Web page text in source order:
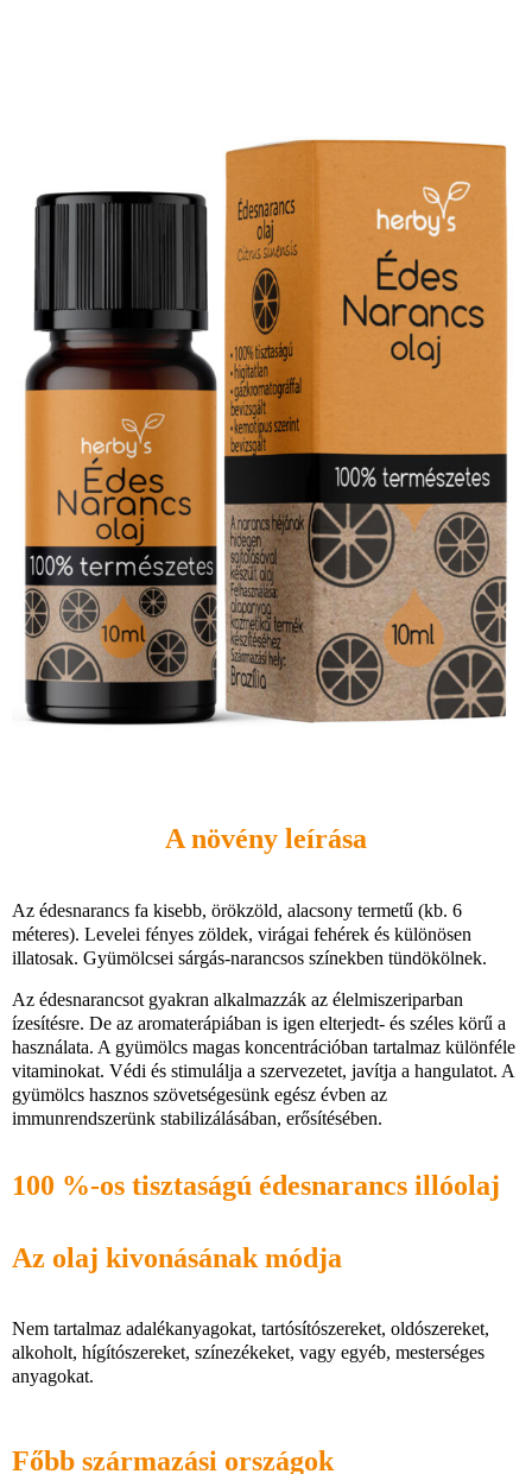
A növény leírása
Az édesnarancs fa kisebb, örökzöld, alacsony termetű (kb. 6
méteres). Levelei fényes zöldek, virágai fehérek és különösen
illatosak. Gyümölcsei sárgás-narancsos színekben tündökölnek.
Az édesnarancsot gyakran alkalmazzák az élelmiszeriparban
ízesítésre. De az aromaterápiában is igen elterjedt- és széles körű a
használata. A gyümölcs magas koncentrációban tartalmaz különféle
vitaminokat. Védi és stimulálja a szervezetet, javítja a hangulatot. A
gyümölcs hasznos szövetségesünk egész évben az
immunrendszerünk stabilizálásában, erősítésében.
100 %-os tisztaságú édesnarancs illóolaj
Az olaj kivonásának módja
Nem tartalmaz adalékanyagokat, tartósítószereket, oldószereket,
alkoholt, hígítószereket, színezékeket, vagy egyéb, mesterséges
anyagokat.
Főbb származási országok